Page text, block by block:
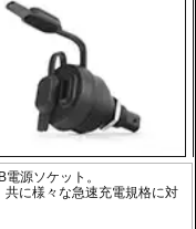
源ソケット。
に様々な急速充電規格に対